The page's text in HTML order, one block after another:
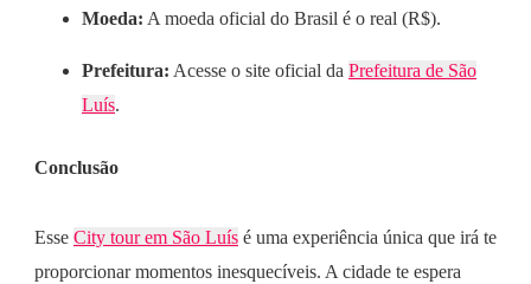
Moeda: A moeda oficial do Brasil é o real (R$).
Prefeitura: Acesse o site oficial da Prefeitura de São
Luís.
Conclusão
Esse City tour em São Luís é uma experiência única que irá te
proporcionar momentos inesquecíveis. A cidade te espera